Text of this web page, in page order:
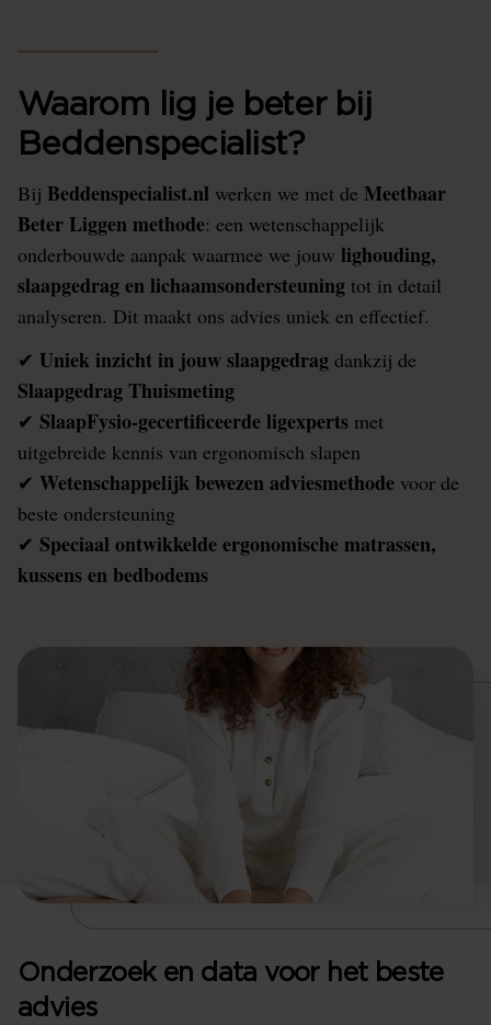
Waarom lig je beter bij
Beddenspecialist?
Bij Beddenspecialist.nl werken we met de Meetbaar
Beter Liggen methode: een wetenschappelijk
onderbouwde aanpak waarmee we jouw lighouding,
slaapgedrag en lichaamsondersteuning tot in detail
analyseren. Dit maakt ons advies uniek en effectief.
✔ Uniek inzicht in jouw slaapgedrag dankzij de
Slaapgedrag Thuismeting
✔ SlaapFysio-gecertificeerde ligexperts met
uitgebreide kennis van ergonomisch slapen
✔ Wetenschappelijk bewezen adviesmethode voor de
beste ondersteuning
✔ Speciaal ontwikkelde ergonomische matrassen,
kussens en bedbodems
Onderzoek en data voor het beste
advies